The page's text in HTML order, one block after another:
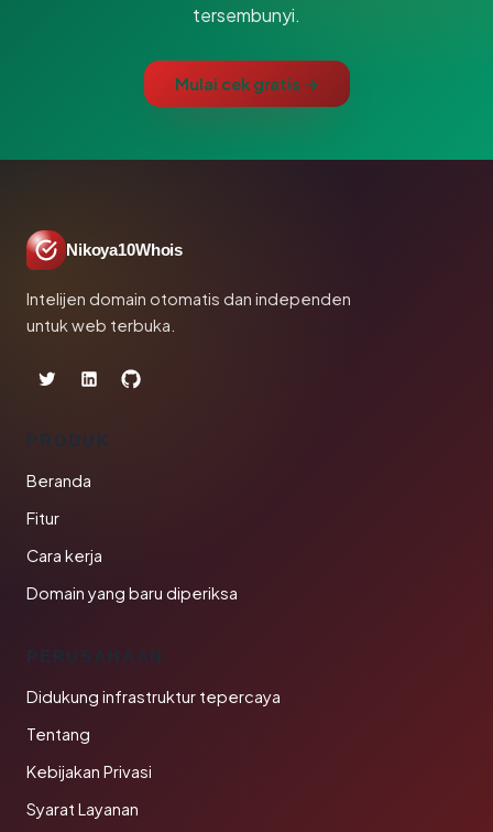
tersembunyi.
Mulai cek gratis →
Nikoya10Whois
Intelijen domain otomatis dan independen
untuk web terbuka.
PRODUK
Beranda
Fitur
Cara kerja
Domain yang baru diperiksa
PERUSAHAAN
Didukung infrastruktur tepercaya
Tentang
Kebijakan Privasi
Syarat Layanan